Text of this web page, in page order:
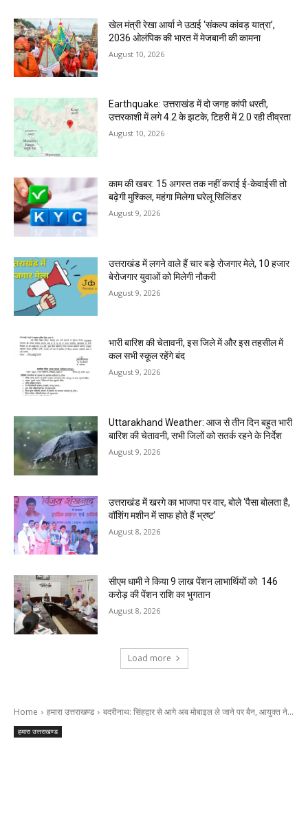
खेल मंत्री रेखा आर्या ने उठाई ‘संकल्प कांवड़ यात्रा’,
2036 ओलंपिक की भारत में मेजबानी की कामना
August 10, 2026
Earthquake: उत्तराखंड में दो जगह कांपी धरती,
उत्तरकाशी में लगे 4.2 के झटके, टिहरी में 2.0 रही तीव्रता
August 10, 2026
काम की खबर: 15 अगस्त तक नहीं कराई ई-केवाईसी तो
बढ़ेगी मुश्किल, महंगा मिलेगा घरेलू सिलिंडर
August 9, 2026
उत्तराखंड में लगने वाले हैं चार बड़े रोजगार मेले, 10 हजार
बेरोजगार युवाओं को मिलेगी नौकरी
August 9, 2026
भारी बारिश की चेतावनी, इस जिले में और इस तहसील में
कल सभी स्कूल रहेंगे बंद
August 9, 2026
Uttarakhand Weather: आज से तीन दिन बहुत भारी
बारिश की चेतावनी, सभी जिलों को सतर्क रहने के निर्देश
August 9, 2026
उत्तराखंड में खरगे का भाजपा पर वार, बोले ‘पैसा बोलता है,
वॉशिंग मशीन में साफ होते हैं भ्रष्ट’
August 8, 2026
सीएम धामी ने किया 9 लाख पेंशन लाभार्थियों को ₹ 146
करोड़ की पेंशन राशि का भुगतान
August 8, 2026
Load more